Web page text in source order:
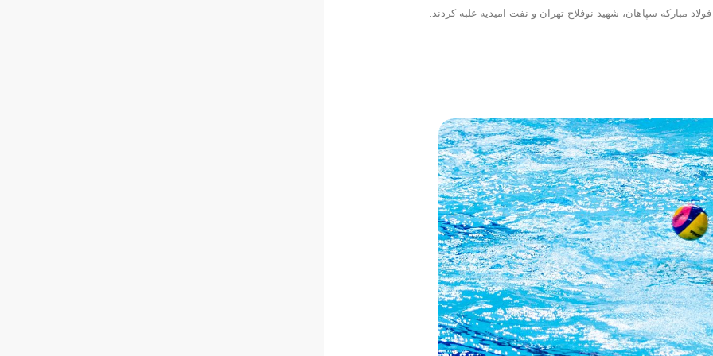
مبارکه سپاهان، شهید نوفلاح تهران و نفت امیدیه غلبه کردند.